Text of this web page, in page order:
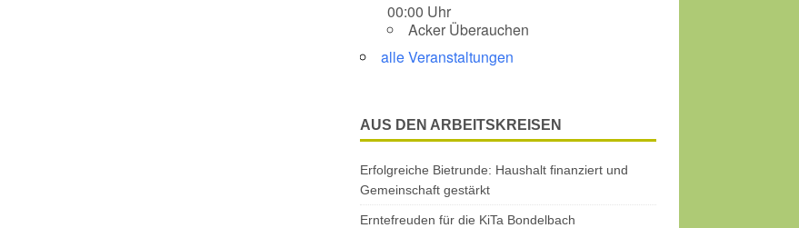
00:00 Uhr
Acker Überauchen
alle Veranstaltungen
AUS DEN ARBEITSKREISEN
Erfolgreiche Bietrunde: Haushalt finanziert und
Gemeinschaft gestärkt
Erntefreuden für die KiTa Bondelbach